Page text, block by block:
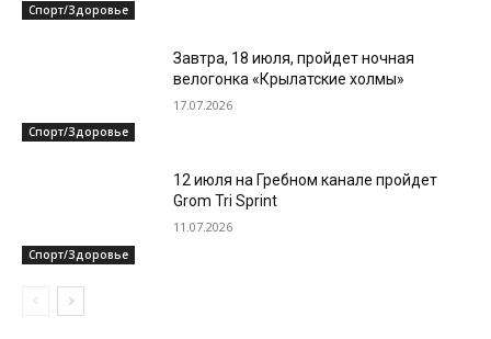
Спорт/Здоровье
Спорт/Здоровье
Завтра, 18 июля, пройдет ночная
велогонка «Крылатские холмы»
17.07.2026
Спорт/Здоровье
12 июля на Гребном канале пройдет
Grom Tri Sprint
11.07.2026